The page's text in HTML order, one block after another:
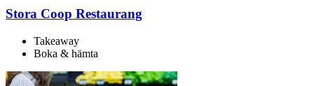
Stora Coop Restaurang
Takeaway
Boka & hämta